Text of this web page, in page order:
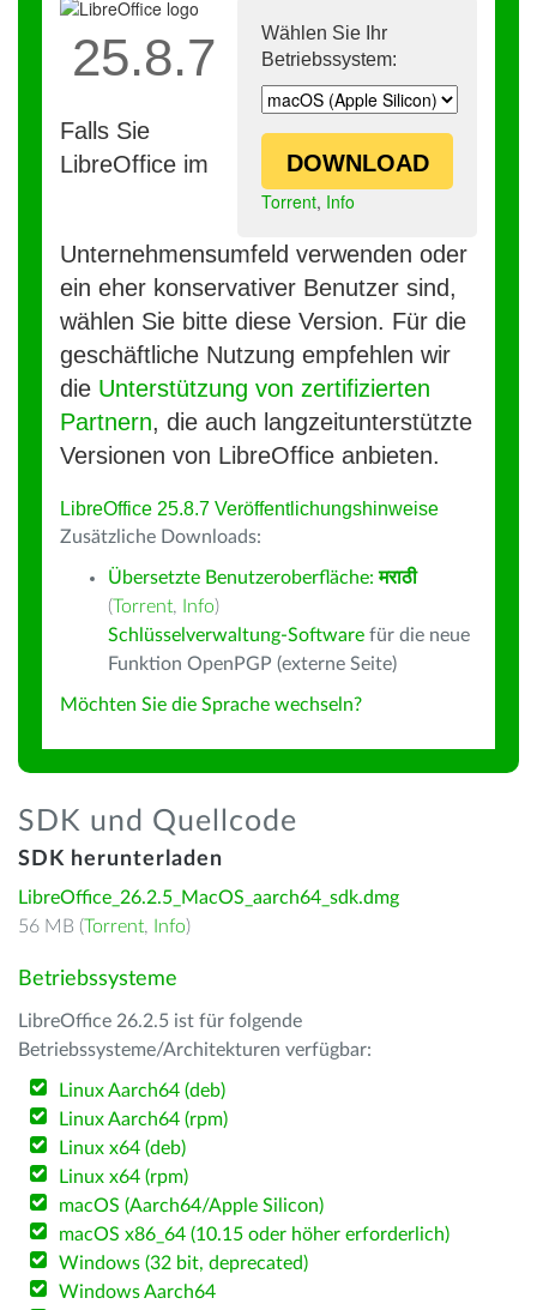
Wählen Sie Ihr
Betriebssystem:
DOWNLOAD
Torrent, Info
25.8.7
Falls Sie
LibreOffice im
Unternehmensumfeld verwenden oder
ein eher konservativer Benutzer sind,
wählen Sie bitte diese Version. Für die
geschäftliche Nutzung empfehlen wir
die Unterstützung von zertifizierten
Partnern, die auch langzeitunterstützte
Versionen von LibreOffice anbieten.
LibreOffice 25.8.7 Veröffentlichungshinweise
Zusätzliche Downloads:
Übersetzte Benutzeroberfläche:मराठी
(Torrent, Info)
Schlüsselverwaltung-Software für die neue
Funktion OpenPGP (externe Seite)
Möchten Sie die Sprache wechseln?
SDK und Quellcode
SDK herunterladen
LibreOffice_26.2.5_MacOS_aarch64_sdk.dmg
56 MB (Torrent, Info)
Betriebssysteme
LibreOffice 26.2.5 ist für folgende
Betriebssysteme/Architekturen verfügbar:
Linux Aarch64 (deb)
Linux Aarch64 (rpm)
Linux x64 (deb)
Linux x64 (rpm)
macOS (Aarch64/Apple Silicon)
macOS x86_64 (10.15 oder höher erforderlich)
Windows (32 bit, deprecated)
Windows Aarch64